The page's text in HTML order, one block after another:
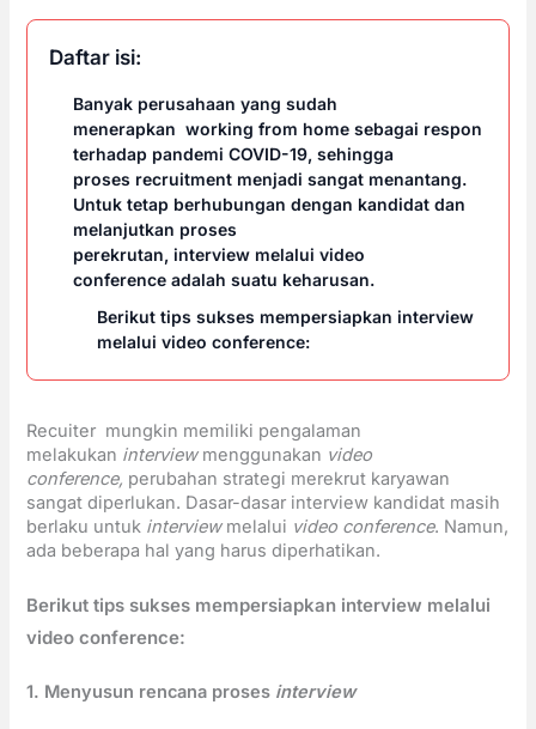
Daftar isi:
Banyak perusahaan yang sudah
menerapkan working from home sebagai respon
terhadap pandemi COVID-19, sehingga
proses recruitment menjadi sangat menantang.
Untuk tetap berhubungan dengan kandidat dan
melanjutkan proses
perekrutan, interview melalui video
conference adalah suatu keharusan.
Berikut tips sukses mempersiapkan interview
melalui video conference:
Recuiter mungkin memiliki pengalaman
melakukan interviewmenggunakan video
conference, perubahan strategi merekrut karyawan
sangat diperlukan. Dasar-dasar interview kandidat masih
berlaku untuk interviewmelalui video conference. Namun,
ada beberapa hal yang harus diperhatikan.
Berikut tips sukses mempersiapkan interview melalui
video conference:
1. Menyusun rencana proses interview